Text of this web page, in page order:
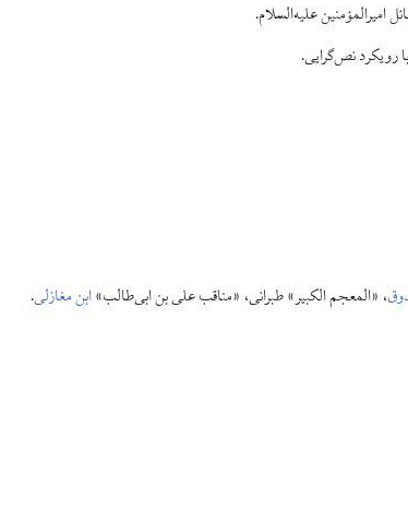
علیه‌السلام.
رویکرد نص‌گرایی.
، «المعجم الکبیر» طبرانی، «مناقب علی بن ابی‌طالب»ابن مغازلی.